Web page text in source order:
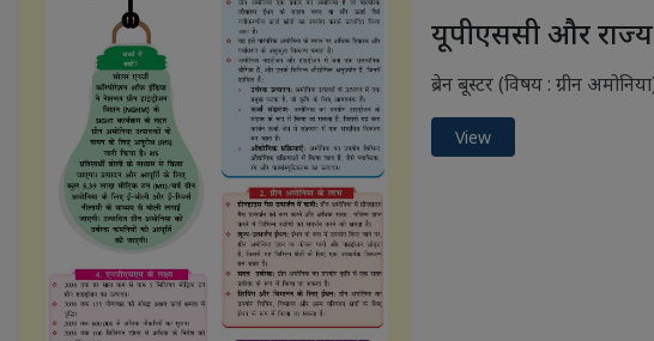
यूपीएससी और राज्य
ब्रेन बूस्टर (विषय : ग्रीन
View